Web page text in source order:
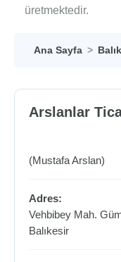
üretmektedir.
Ana Sayfa
Arslanlar
(Mustafa Arslan)
Adres:
Vehbibey Mah.
Balıkesir